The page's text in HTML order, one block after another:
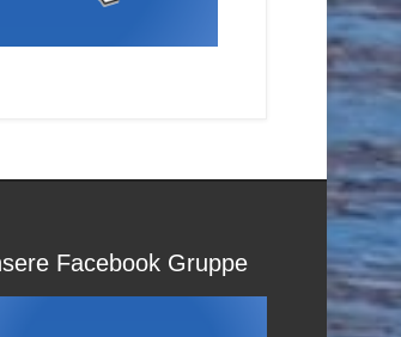
Facebook Gruppe